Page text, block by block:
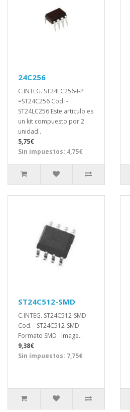
24C256
C.INTEG. ST24LC256-I-P
=ST24C256 Cod. -
ST24LC256 Este articulo es
un kit compuesto por 2
unidad..
5,75€
Sin impuestos: 4,75€
ST24C512-SMD
C.INTEG. ST24C512-SMD
Cod. - ST24C512-SMD
Formato SMD Image..
9,38€
Sin impuestos: 7,75€